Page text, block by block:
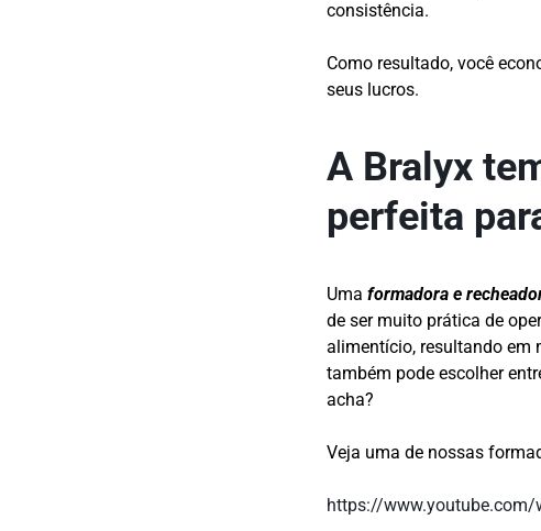
consistência.
Como resultado, você
seus lucros.
A Bralyx
perfeita
Uma formadora e
de ser muito prática de
alimentício, resultando em
também pode escolher
acha?
Veja uma de nossas
https://www.youtube.com/